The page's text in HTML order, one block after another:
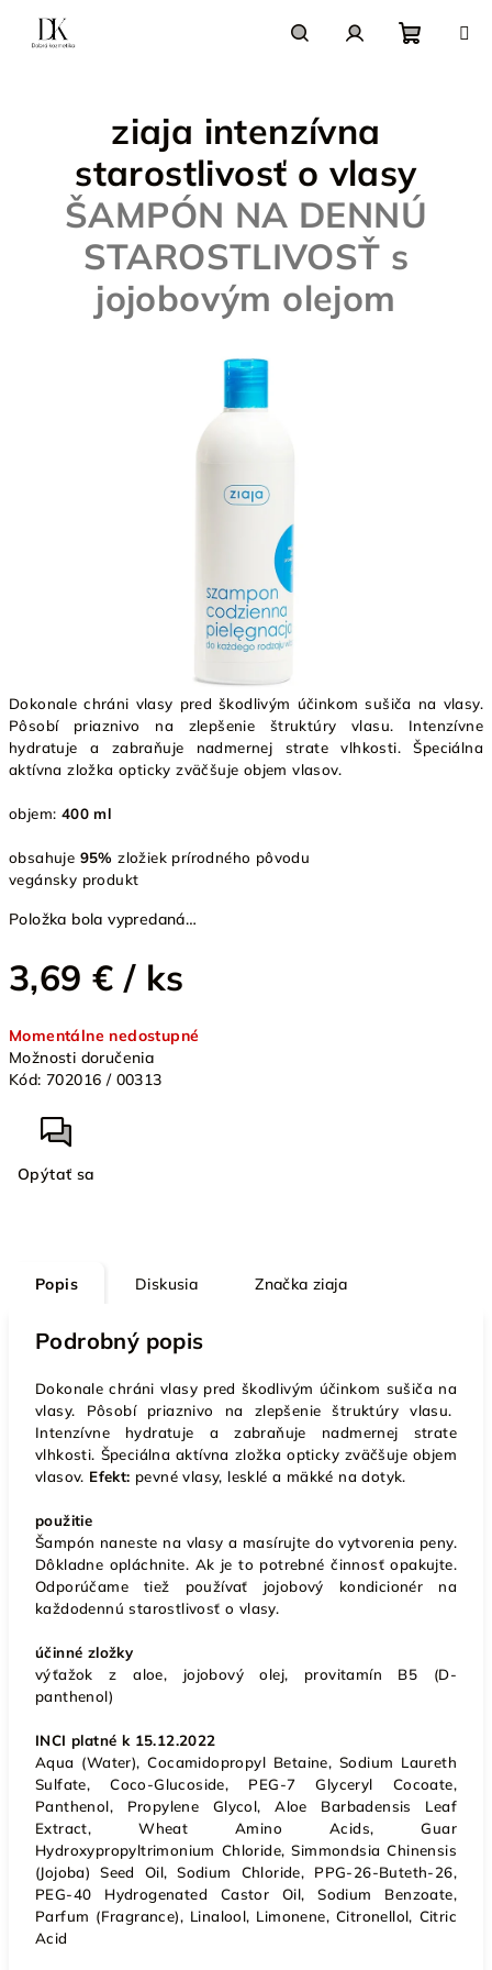
obsah
Dokonale chráni vlasy pred škodlivým účinkom sušiča na vlasy.
Pôsobí priaznivo na zlepšenie štruktúry vlasu. Intenzívne
hydratuje a zabraňuje nadmernej strate vlhkosti. Špeciálna
aktívna zložka opticky zväčšuje objem vlasov.
objem: 400 ml
obsahuje 95% zložiek prírodného pôvodu
vegánsky produkt
Položka bola vypredaná…
3,69 € / ks
cena:
Momentálne nedostupné
Možnosti doručenia
Kód: 702016 / 00313
Opýtať sa
ziaja intenzívna
starostlivosť o vlasy
ŠAMPÓN NA DENNÚ
STAROSTLIVOSŤ s
jojobovým olejom
Popis Diskusia Značka ziaja
Podrobný popis
Dokonale chráni vlasy pred škodlivým účinkom sušiča na
vlasy. Pôsobí priaznivo na zlepšenie štruktúry vlasu.
Intenzívne hydratuje a zabraňuje nadmernej strate
vlhkosti. Špeciálna aktívna zložka opticky zväčšuje objem
vlasov. Efekt: pevné vlasy, lesklé a mäkké na dotyk.
použitie
Šampón naneste na vlasy a masírujte do vytvorenia peny.
Dôkladne opláchnite. Ak je to potrebné činnosť opakujte.
Odporúčame tiež používať jojobový kondicionér na
každodennú starostlivosť o vlasy.
účinné zložky
výťažok z aloe, jojobový olej, provitamín B5 (D-
panthenol)
INCI platné k 15.12.2022
Aqua (Water), Cocamidopropyl Betaine, Sodium Laureth
Sulfate, Coco-Glucoside, PEG-7 Glyceryl Cocoate,
Panthenol, Propylene Glycol, Aloe Barbadensis Leaf
Extract, Wheat Amino Acids, Guar
Hydroxypropyltrimonium Chloride, Simmondsia Chinensis
(Jojoba) Seed Oil, Sodium Chloride, PPG-26-Buteth-26,
PEG-40 Hydrogenated Castor Oil, Sodium Benzoate,
Parfum (Fragrance), Linalool, Limonene, Citronellol, Citric
Acid